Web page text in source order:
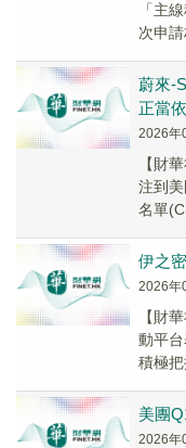
「主
次申
重啟。
蔚來-
正當
2026年
【財
注到
名單
伊之
2026年
【財
動平
積極把
美團
2026年